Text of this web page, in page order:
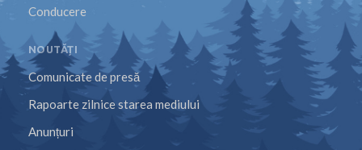
Conducere
NOUTĂȚI
Comunicate de presă
Rapoarte zilnice starea mediului
Anunțuri